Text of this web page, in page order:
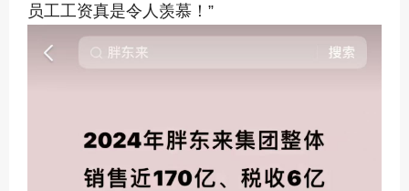
员工工资真是令人羡慕！”